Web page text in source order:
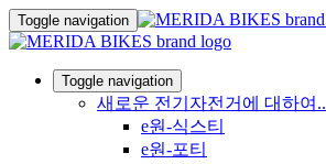
Toggle navigation
Toggle navigation
새로운 전기자전거에 대하여..
e원-식스티
e원-포티